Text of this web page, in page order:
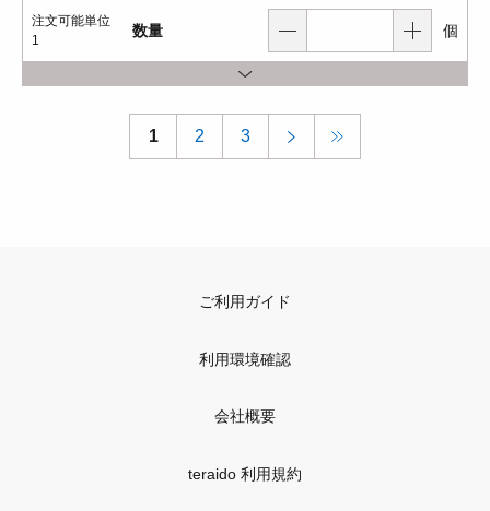
注文可能単位
1
数量 個
1 2 3
ご利用ガイド
利用環境確認
会社概要
teraido 利用規約